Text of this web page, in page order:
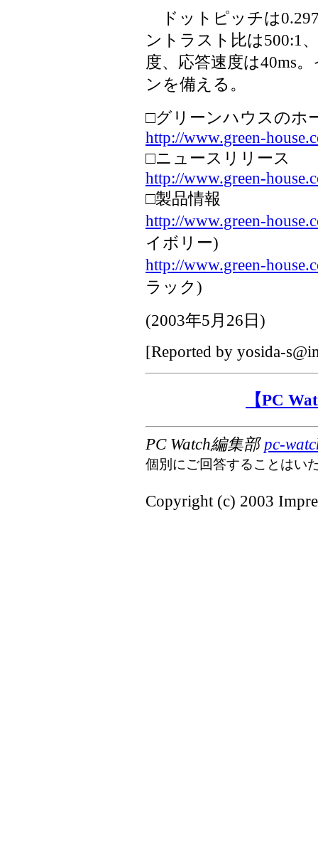
ドットピッチは
ントラスト比は500:1
度、応答速度は40ms
ンを備える。
□グリーンハウスのホ
http://www.green-
□ニュースリリース
http://www.green-
□製品情報
http://www.green-
イボリー)
http://www.green-
ラック)
(2003年5月26日 )
[Reported by yosida-
【PC
PC Watch編集部pc-
個別にご回答することはい
Copyright (c) 2003